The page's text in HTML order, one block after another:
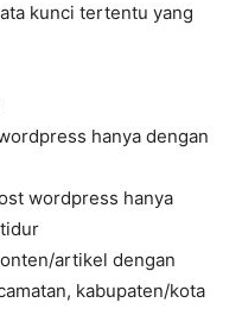
kunci tertentu yang
hanya dengan
wordpress hanya
artikel dengan
kabupaten/kota